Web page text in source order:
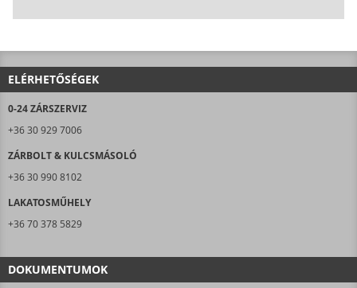
ELÉRHETŐSÉGEK
0-24 ZÁRSZERVIZ
+36 30 929 7006
ZÁRBOLT & KULCSMÁSOLÓ
+36 30 990 8102
LAKATOSMŰHELY
+36 70 378 5829
DOKUMENTUMOK